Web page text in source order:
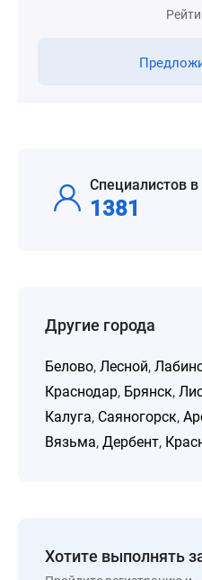
Специалистов
1381
Другие города
Белово, Лесной,
Краснодар, Брянск,
Калуга, Саяногорск,
Вязьма, Дербент,
Хотите выполнять